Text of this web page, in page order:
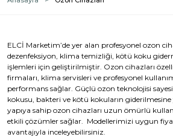
ELCİ Marketim’de yer alan profesyonel ozon
dezenfeksiyon, klima temizliği, kötü koku
işlemleri için geliştirilmiştir. Ozon cihazları
firmaları, klima servisleri ve profesyonel
performans sağlar. Güçlü ozon teknolojisi
kokusu, bakteri ve kötü kokuların giderilmesine
yapıya sahip ozon cihazları uzun ömürlü
etkili çözümler sağlar. Modellerimizi uygun
avantajıyla inceleyebilirsiniz.